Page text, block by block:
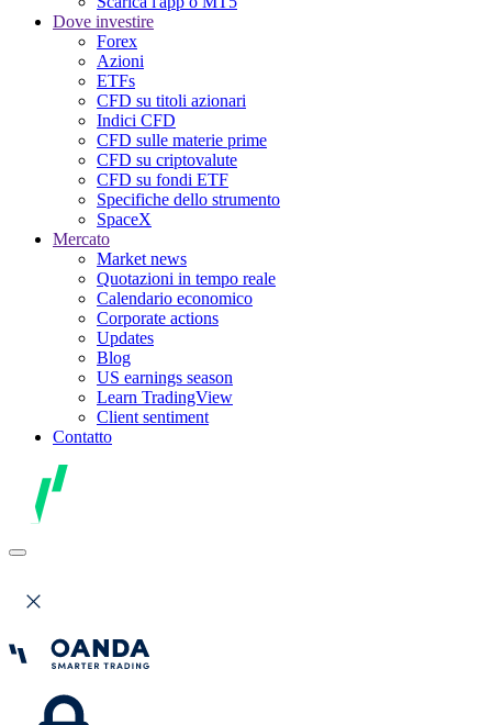
Dove investire
Forex
Azioni
ETFs
CFD su titoli azionari
Indici CFD
CFD sulle materie prime
CFD su criptovalute
CFD su fondi ETF
Specifiche dello strumento
SpaceX
Mercato
Market news
Quotazioni in tempo reale
Calendario economico
Corporate actions
Updates
Blog
US earnings season
Learn TradingView
Client sentiment
Contatto